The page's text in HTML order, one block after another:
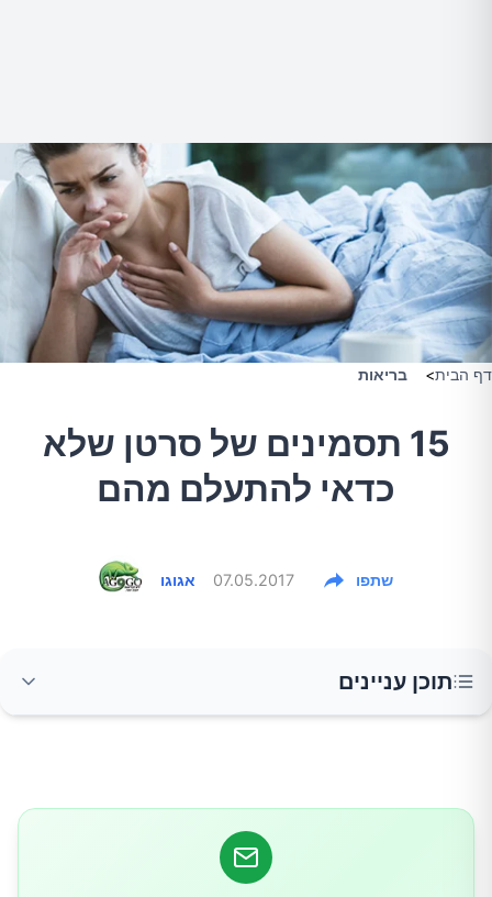
דף הבית> בריאות
15 תסמינים של סרטן שלא
כדאי להתעלם מהם
אגוגו 07.05.2017 שתפו
תוכן עניינים
שנוכל להבחין בשינויים חריגים ולגשת לבדיקה
אצל רופא במקרה הצורך. אז, למה צריך לשים לב?